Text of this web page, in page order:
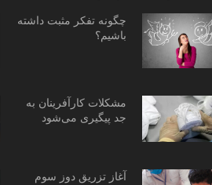
چگونه تفکر مثبت داشته
باشیم؟
مشکلات کارآفرینان به
جد پیگیری می‌شود
آغاز تزریق دوز سوم